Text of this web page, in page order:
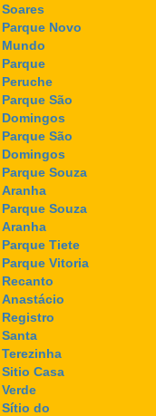
Soares
Parque Novo
Mundo
Parque
Peruche
Parque São
Domingos
Parque São
Domingos
Parque Souza
Aranha
Parque Souza
Aranha
Parque Tiete
Parque Vitoria
Recanto
Anastácio
Registro
Santa
Terezinha
Sitio Casa
Verde
Sítio do